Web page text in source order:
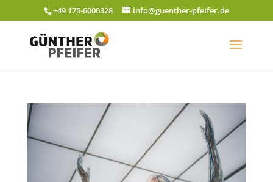
+49 175-6000328 info@guenther-pfeifer.de